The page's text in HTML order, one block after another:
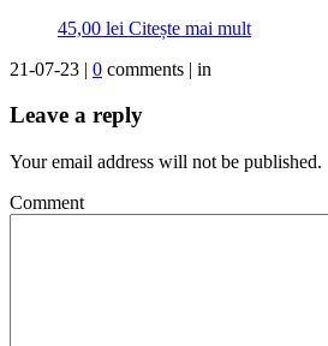
45,00 lei Citește mai mult
21-07-23 | 0 comments | in
Leave a reply
Your email address will not be published.
Comment